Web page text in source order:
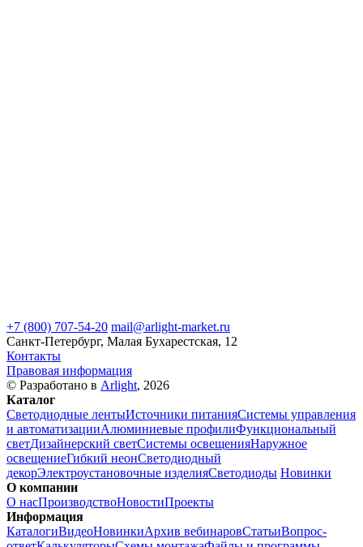
+7 (800) 707-54-20 mail@arlight-market.ru
Санкт-Петербург, Малая Бухарестская, 12
Контакты
Правовая информация
© Разработано в Arlight, 2026
Каталог
Светодиодные лентыИсточники питанияСистемы управления
и автоматизацииАлюминиевые профилиФункциональный
светДизайнерский светСистемы освещенияНаружное
освещениеГибкий неонСветодиодный
декорЭлектроустановочные изделияСветодиоды Новинки
О компании
О насПроизводствоНовостиПроекты
Информация
КаталогиВидеоНовинкиАрхив вебинаровСтатьиВопрос-